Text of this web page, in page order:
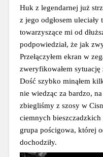
Huk z legendarnej już
z jego odgłosem
towarzyszące mi od
podpowiedział, że jak
Przełączyłem ekran w
zweryfikowałem
Dość szybko minąłem
nie wiedząc za bardzo,
zbiegliśmy z szosy w
ciemnych bieszczadzkich
grupa pościgowa, której
dochodziły.